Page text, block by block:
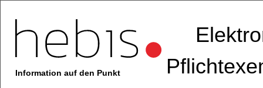
Information auf den Punkt